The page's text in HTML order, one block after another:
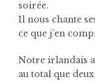
soirée.
Il nous chante
ce que j’en
Notre irlandais
au total que